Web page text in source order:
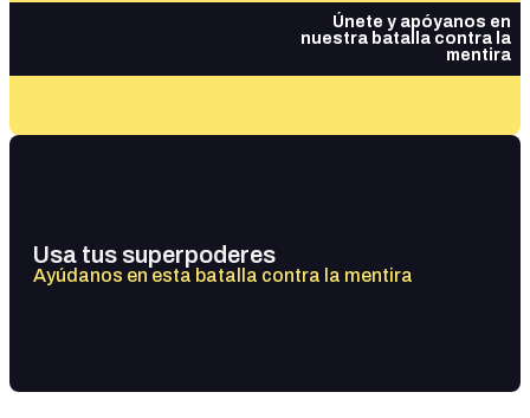
Únete y apóyanos en
nuestra batalla contra la
mentira
Usa tus superpoderes
Ayúdanos en esta batalla contra la mentira